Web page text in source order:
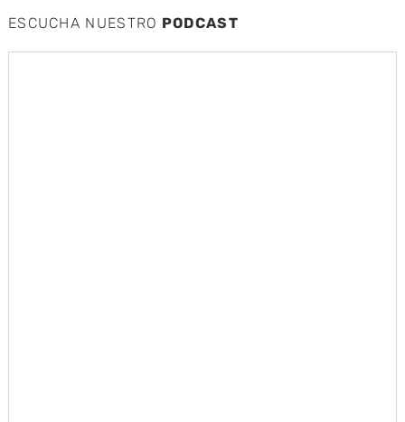
ESCUCHA NUESTRO PODCAST